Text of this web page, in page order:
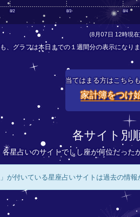
8/2 8/3 8/4
(8月07日 12時現
、グラフは本日までの１週間分の表示になりま
当てはまる方はこちら
家計簿をつけ
各サイト別
各星占いのサイトでしし座が何位だった
が付いている星座占いサイトは過去の情報